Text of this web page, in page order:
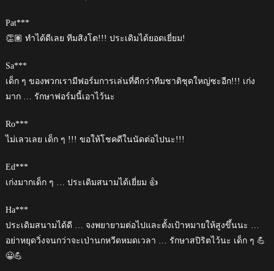
Pat***
👏🏽 ทำได้ดีเลย ทีมสิงโต!!! ประเดิมได้ยอดเยี่ยม!
Sa***
เด็ก ๆ ของพวกเรามีฟอร์มการเล่นที่ดีกว่าทีมชาติชุดใหญ่ซะอีก!!! เก่ง
มาก … รักษาฟอร์มนี้เอาไว้นะ
Ro***
ไม่เลวเลย เด็ก ๆ !!! ขอให้โชคดีในนัดต่อไปนะ!!!
Ed***
เก่งมากเด็ก ๆ … ประเดิมสนามได้เยี่ยม 👍
Ha***
ประเดิมสนามได้ดี … จงพยายามต่อไปและตั้งเป้าหมายให้สูงขึ้นนะ …
อย่าหยุดวิ่งจนกว่าจะเป่านกหวีดหมดเวลา … รักษาสปิริตไว้นะ เด็ก ๆ 💪
😀💪